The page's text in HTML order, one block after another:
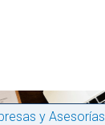
y Asesorías